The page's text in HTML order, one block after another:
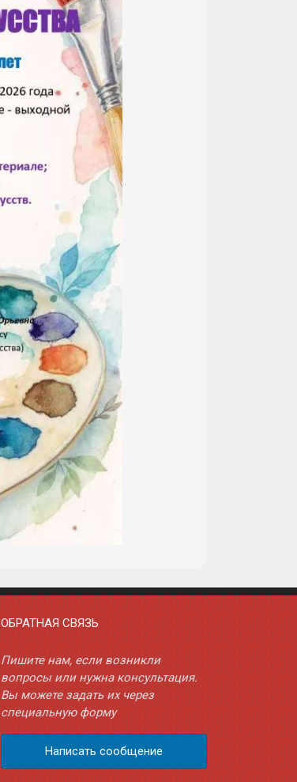
ОБРАТНАЯ СВЯЗЬ
Пишите нам, если возникли
вопросы или нужна консультация.
Вы можете задать их через
специальную форму
Написать сообщение